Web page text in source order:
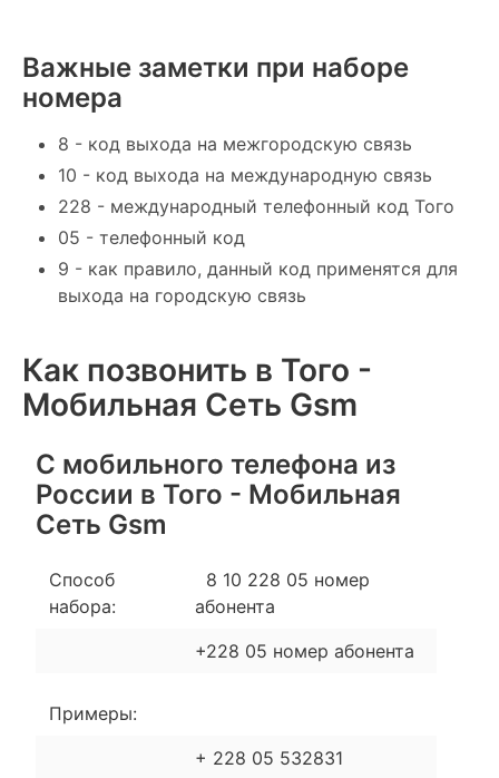
Важные заметки при наборе
номера
8 - код выхода на межгородскую связь
10 - код выхода на международную связь
228 - международный телефонный код Того
05 - телефонный код
9 - как правило, данный код применятся для
выхода на городскую связь
Как позвонить в Того -
Мобильная Сеть Gsm
С мобильного телефона из
России в Того - Мобильная
Сеть Gsm
Способ
набора:
8 10 228 05 номер
абонента
+228 05 номер абонента
Примеры:
+ 228 05 532831